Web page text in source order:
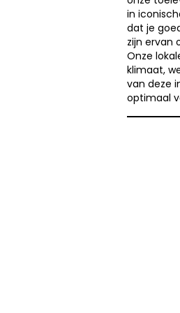
in
dat je
zijn ervan
Onze
klimaat,
van deze
optimaal